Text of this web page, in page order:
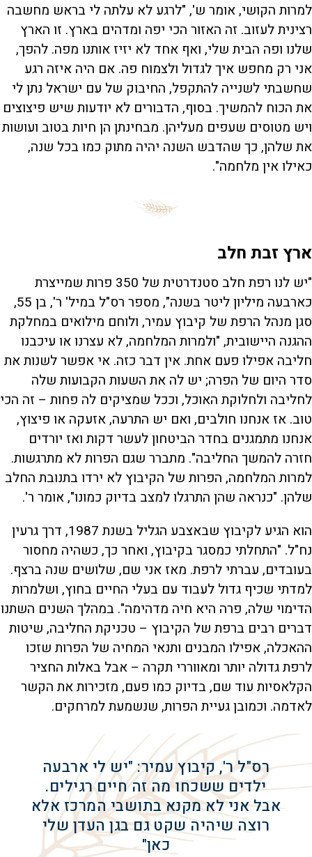
למרות הקושי, אומר ש', "לרגע לא עלתה לי בראש מחשבה
רצינית לעזוב. זה האזור הכי יפה ומדהים בארץ. זו הארץ
שלנו ופה הבית שלי, ואף אחד לא יזיז אותנו מפה. להפך,
אני רק מחפש איך לגדול ולצמוח פה. אם היה איזה רגע
שחשבתי לשנייה להתקפל, החיבוק של עם ישראל נתן לי
את הכוח להמשיך. בסוף, הדבורים לא יודעות שיש פיצוצים
ויש מטוסים שעפים מעליהן. מבחינתן הן חיות בטוב ועושות
את שלהן, כך שהדבש השנה יהיה מתוק כמו בכל שנה,
כאילו אין מלחמה".
ארץ זבת חלב
"יש לנו רפת חלב סטנדרטית של 350 פרות שמייצרת
כארבעה מיליון ליטר בשנה", מספר רס"ל במיל' ר', בן 55,
סגן מנהל הרפת של קיבוץ עמיר, ולוחם מילואים במחלקת
ההגנה היישובית, "ולמרות המלחמה, לא עצרנו או עיכבנו
חליבה אפילו פעם אחת. אין דבר כזה. אי אפשר לשנות את
סדר היום של הפרה; יש לה את השעות הקבועות שלה
לחליבה ולחלוקת האוכל, וככל שמציקים לה פחות – זה הכי
טוב. אז אנחנו חולבים, ואם יש התרעה, אזעקה או פיצוץ,
אנחנו מתמגנים בחדר הביטחון לעשר דקות ואז יורדים
חזרה להמשך החליבה". מתברר שגם הפרות לא מתרגשות.
למרות המלחמה, הפרות של הקיבוץ לא ירדו בתנובת החלב
שלהן. "כנראה שהן התרגלו למצב בדיוק כמונו", אומר ר'.
הוא הגיע לקיבוץ שבאצבע הגליל בשנת 1987, דרך גרעין
נח"ל. "התחלתי כמסגר בקיבוץ, ואחר כך, כשהיה מחסור
בעובדים, עברתי לרפת. מאז אני שם, שלושים שנה ברצף.
למדתי שכיף גדול לעבוד עם בעלי החיים בחוץ, ושלמרות
הדימוי שלה, פרה היא חיה מדהימה". במהלך השנים השתנו
דברים רבים ברפת של הקיבוץ – טכניקת החליבה, שיטות
ההאכלה, אפילו המבנים ותנאי המחיה של הפרות שזכו
לרפת גדולה יותר ומאווררי תקרה – אבל באלות החציר
הקלאסיות עוד שם, בדיוק כמו פעם, מזכירות את הקשר
לאדמה. וכמובן געיית הפרות, שנשמעת למרחקים.
רס"ל ר', קיבוץ עמיר: "יש לי ארבעה
ילדים ששכחו מה זה חיים רגילים.
אבל אני לא מקנא בתושבי המרכז אלא
רוצה שיהיה שקט גם בגן העדן שלי
כאן"